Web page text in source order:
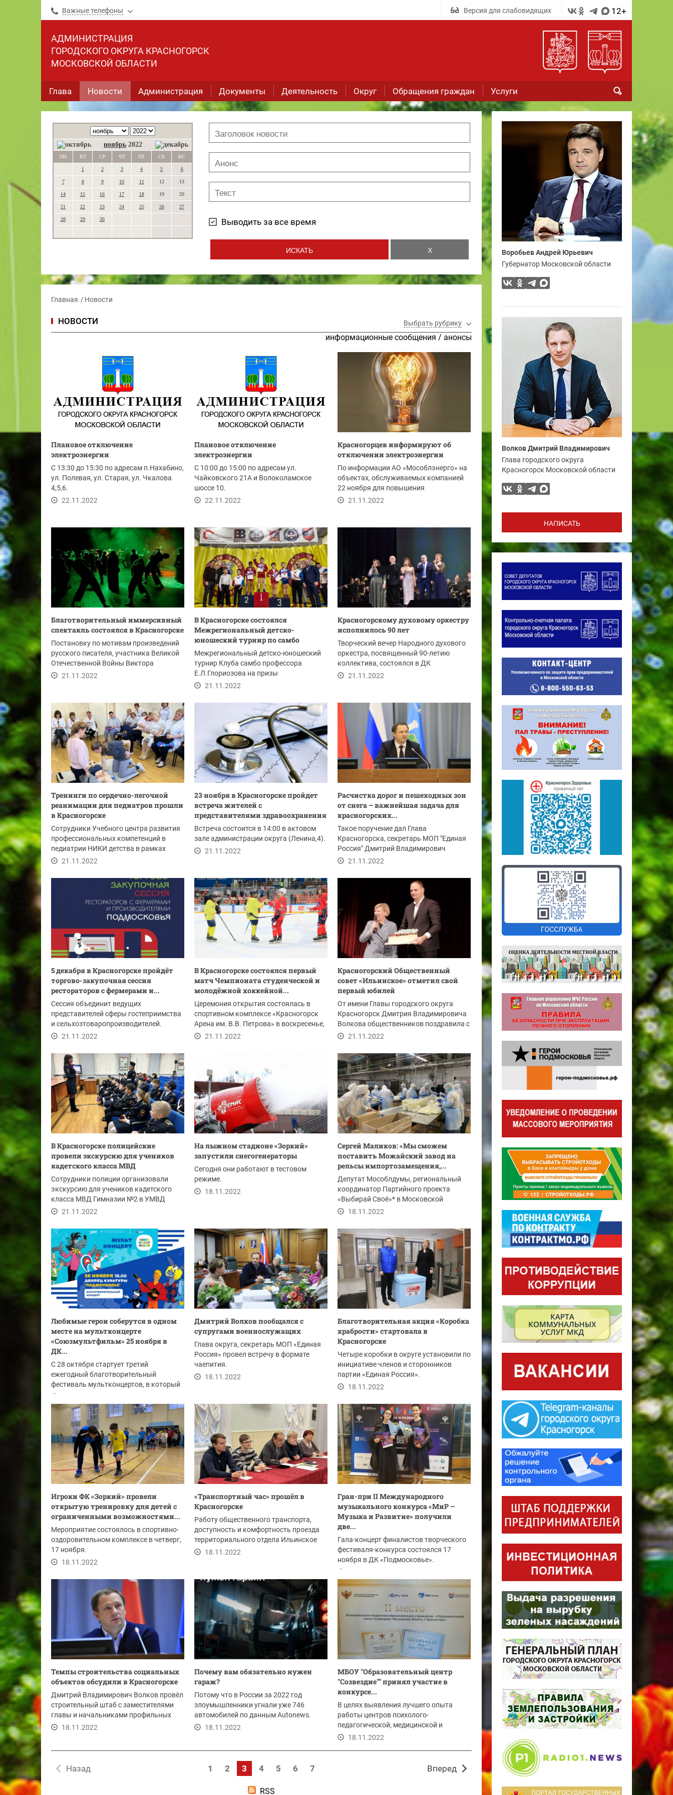
Важные телефоны Версия для слабовидящих 12+
АДМИНИСТРАЦИЯ
ГОРОДСКОГО ОКРУГА КРАСНОГОРСК
МОСКОВСКОЙ ОБЛАСТИ
Глава Новости Администрация Документы Деятельность Округ Обращения граждан Услуги
ноябрь 2022
ПН ВТ СР ЧТ ПТ СБ ВС
1 2 3 4 5 6
7 8 9 10 11 12 13
14 15 16 17 18 19 20
21 22 23 24 25 26 27
28 29 30 Выводить за все время
Главная Новости
НОВОСТИ Выбрать рубрику
информационные сообщения / анонсы
Плановое отключение
электроэнергии
С 13:30 до 15:30 по адресам п.Нахабино,
ул. Полевая, ул. Старая, ул. Чкалова
4,5,6.
22.11.2022
Плановое отключение
электроэнергии
С 10:00 до 15:00 по адресам ул.
Чайковского 21А и Волоколамское
шоссе 10.
22.11.2022
Красногорцев информируют об
отключении электроэнергии
По информации АО «Мособлэнерго» на
объектах, обслуживаемых компанией
22 ноября для повышения
надежности...
21.11.2022
Благотворительный иммерсивный
спектакль состоялся в Красногорске
Постановку по мотивам произведений
русского писателя, участника Великой
Отечественной Войны Виктора
Астафьева «Чтобы...
21.11.2022
В Красногорске состоялся
Межрегиональный детско-
юношеский турнир по самбо
Межрегиональный детско-юношеский
турнир Клуба самбо профессора
Е.Л.Глориозова на призы
Общественного совета при...
21.11.2022
Красногорскому духовому оркестру
исполнилось 90 лет
Творческий вечер Народного духового
оркестра, посвященный 90-летию
коллектива, состоялся в ДК
«Подмосковье» в...
21.11.2022
Тренинги по сердечно-легочной
реанимации для педиатров прошли
в Красногорске
Сотрудники Учебного центра развития
профессиональных компетенций в
педиатрии НИКИ детства в рамках
проекта «Наш...
21.11.2022
23 ноября в Красногорске пройдет
встреча жителей с
представителями здравоохранения
Встреча состоится в 14:00 в актовом
зале администрации округа (Ленина,4).
21.11.2022
Расчистка дорог и пешеходных зон
от снега – важнейшая задача для
красногорских...
Такое поручение дал Глава
Красногорска, секретарь МОП "Единая
Россия" Дмитрий Владимирович
Волков в ходе...
21.11.2022
5 декабря в Красногорске пройдёт
торгово-закупочная сессия
рестораторов с фермерами и...
Сессия объединит ведущих
представителей сферы гостеприимства
и сельхозтоваропроизводителей.
21.11.2022
В Красногорске состоялся первый
матч Чемпионата студенческой и
молодёжной хоккейной...
Церемония открытия состоялась в
спортивном комплексе «Красногорск
Арена им. В.В. Петрова» в воскресенье,
20 ноября.
21.11.2022
Красногорский Общественный
совет «Ильинское» отметил свой
первый юбилей
От имени Главы городского округа
Красногорск Дмитрия Владимировича
Волкова общественников поздравила с
юбилеем и...
21.11.2022
В Красногорске полицейские
провели экскурсию для учеников
кадетского класса МВД
Сотрудники полиции организовали
экскурсию для учеников кадетского
класса МВД Гимназии №2 в УМВД
России по г.о....
21.11.2022
На лыжном стадионе «Зоркий»
запустили снегогенераторы
Сегодня они работают в тестовом
режиме.
18.11.2022
Сергей Маликов: «Мы сможем
поставить Можайский завод на
рельсы импортозамещения,...
Депутат Мособлдумы, региональный
координатор Партийного проекта
«Выбирай Своё»* в Московской
области Сергей Маликов...
18.11.2022
Любимые герои соберутся в одном
месте на мультконцерте
«Союзмультфильм» 25 ноября в
ДК...
С 28 октября стартует третий
ежегодный благотворительный
фестиваль мультконцертов, в который
войдут 8 городов России.
Дмитрий Волков пообщался с
супругами военнослужащих
Глава округа, секретарь МОП «Единая
Россия» провел встречу в формате
чаепития.
18.11.2022
Благотворительная акция «Коробка
храбрости» стартовала в
Красногорске
Четыре коробки в округе установили по
инициативе членов и сторонников
партии «Единая Россия».
18.11.2022
Игроки ФК «Зоркий» провели
открытую тренировку для детей с
ограниченными возможностями...
Мероприятие состоялось в спортивно-
оздоровительном комплексе в четверг,
17 ноября.
18.11.2022
«Транспортный час» прошёл в
Красногорске
Работу общественного транспорта,
доступность и комфортность проезда
территориального отдела Ильинское
обсудили...
18.11.2022
Гран-при II Международного
музыкального конкурса «МиР –
Музыка и Развитие» получили
две...
Гала-концерт финалистов творческого
фестиваля-конкурса состоялся 17
ноября в ДК «Подмосковье».
Темпы строительства социальных
объектов обсудили в Красногорске
Дмитрий Владимирович Волков провёл
строительный штаб с заместителями
главы и начальниками профильных
управлений...
18.11.2022
Почему вам обязательно нужен
гараж?
Потому что в России за 2022 год
злоумышленники угнали уже 746
автомобилей по данным Autonews.
Рейтинг наиболее...
18.11.2022
МБОУ "Образовательный центр
"Созвездие"" принял участие в
конкурсе...
В целях выявления лучшего опыта
работы центров психолого-
педагогической, медицинской и
социальной помощи,...
18.11.2022
1 2 3 4 5 6 7
Назад Вперед
RSS
Воробьев Андрей Юрьевич
Губернатор Московской области
Волков Дмитрий Владимирович
Глава городского округа
Красногорск Московской области
НАПИСАТЬ